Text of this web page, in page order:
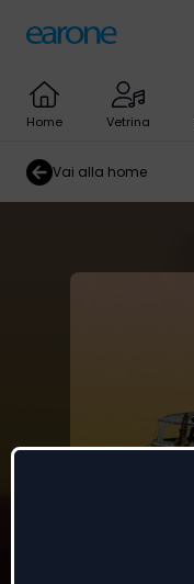
Home Vetrina
Vai alla home